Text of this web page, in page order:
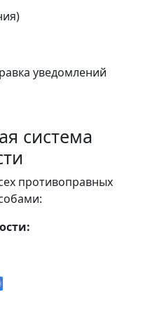
уведомлений
система
противоправных